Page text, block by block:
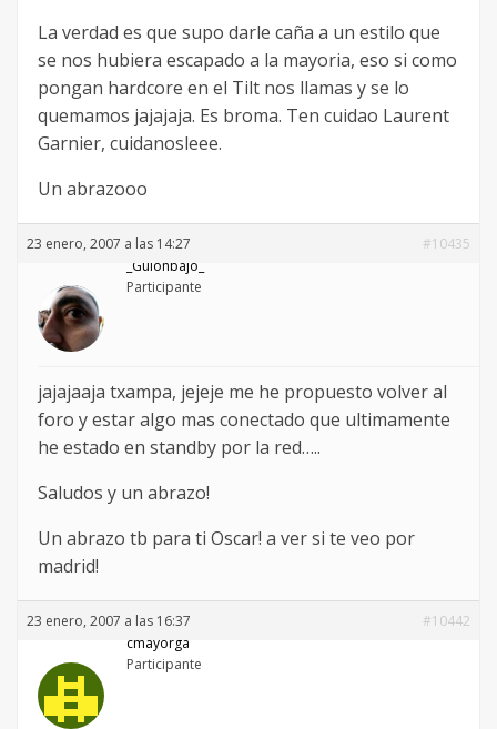
La verdad es que supo darle caña a un estilo que
se nos hubiera escapado a la mayoria, eso si como
pongan hardcore en el Tilt nos llamas y se lo
quemamos jajajaja. Es broma. Ten cuidao Laurent
Garnier, cuidanosleee.
Un abrazooo
23 enero, 2007 a las 14:27
#10435
_Guionbajo_
Participante
jajajaaja txampa, jejeje me he propuesto volver al
foro y estar algo mas conectado que ultimamente
he estado en standby por la red…..
Saludos y un abrazo!
Un abrazo tb para ti Oscar! a ver si te veo por
madrid!
23 enero, 2007 a las 16:37
#10442
cmayorga
Participante